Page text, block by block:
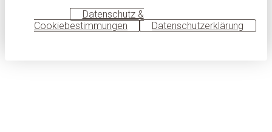
Datenschutz &
Cookiebestimmungen
Datenschutzerklärung